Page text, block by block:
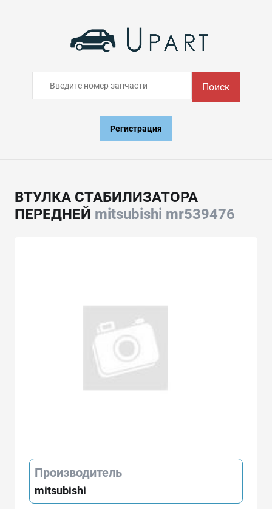
Поиск
Регистрация
ВТУЛКА СТАБИЛИЗАТОРА
ПЕРЕДНЕЙ mitsubishi mr539476
Производитель
mitsubishi